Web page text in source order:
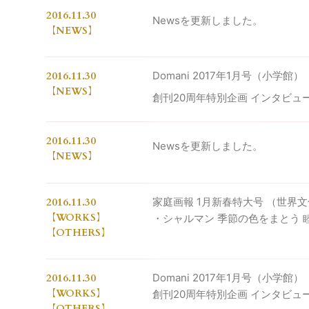
2016.11.30
NEWS
Newsを更新しました。
2016.11.30
NEWS
Domani 2017年1月号（小学館）
創刊20周年特別企画 インタビュ
2016.11.30
NEWS
Newsを更新しました。
2016.11.30
WORKS
OTHERS
家庭画報 1月新春特大号 （世界文
・シャルマン 季節の色をまとう
2016.11.30
WORKS
Domani 2017年1月号（小学館）
創刊20周年特別企画 インタビュ